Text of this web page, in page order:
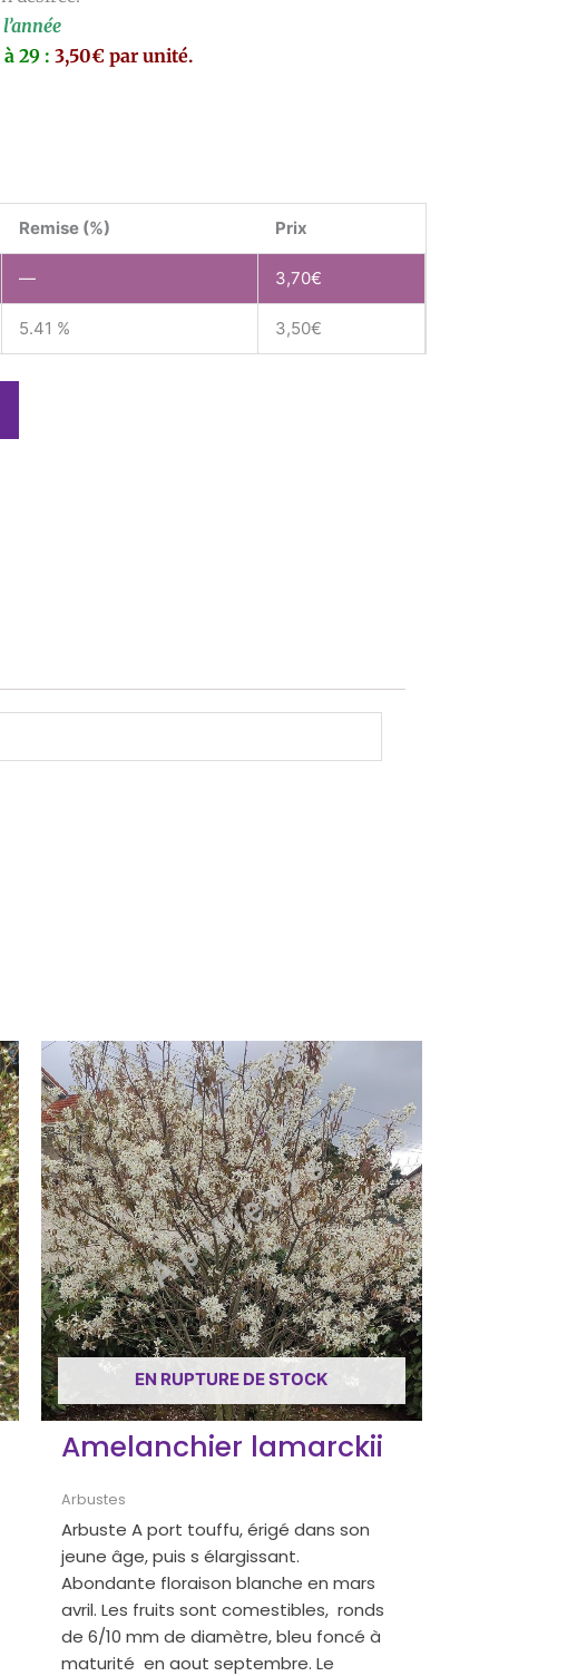
à 29 : 3,50€ par unité.
Remise (%) Prix
— 3,70€
5.41 % 3,50€
EN RUPTURE DE STOCK
Amelanchier lamarckii
Arbustes
Arbuste A port touffu, érigé dans son
jeune âge, puis s élargissant.
Abondante floraison blanche en mars
avril. Les fruits sont comestibles, ronds
de 6/10 mm de diamètre, bleu foncé à
maturité en aout septembre. Le